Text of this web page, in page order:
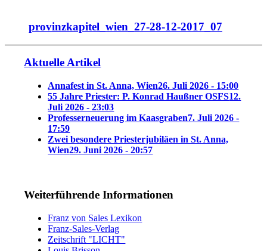
provinzkapitel_wien_27-28-12-2017_07
Aktuelle Artikel
Annafest in St. Anna, Wien26. Juli 2026 - 15:00
55 Jahre Priester: P. Konrad Haußner OSFS12.
Juli 2026 - 23:03
Professerneuerung im Kaasgraben7. Juli 2026 -
17:59
Zwei besondere Priesterjubiläen in St. Anna,
Wien29. Juni 2026 - 20:57
Weiterführende Informationen
Franz von Sales Lexikon
Franz-Sales-Verlag
Zeitschrift "LICHT"